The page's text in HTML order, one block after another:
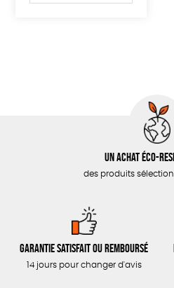
Un achat éco-
des produits
Garantie satisfait ou remboursé
14 jours pour changer d'avis